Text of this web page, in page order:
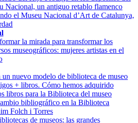
Nacional, un antiguo retablo flamenco
el Museu Nacional d’Art de Catalunya,
la mirada para transformar los
museográficos: mujeres artistas en el
un nuevo modelo de biblioteca de museo
+ libros. Cómo hemos adquirido
libros para la Biblioteca del museo
bibliográfico en la Biblioteca
Folch i Torres
de museos: las grandes